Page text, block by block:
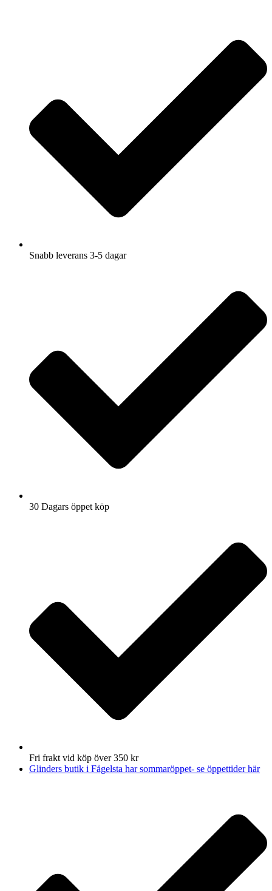
Snabb leverans 3-5 dagar
30 Dagars öppet köp
Fri frakt vid köp över 350 kr
Glinders butik i Fågelsta har sommaröppet- se öppettider här